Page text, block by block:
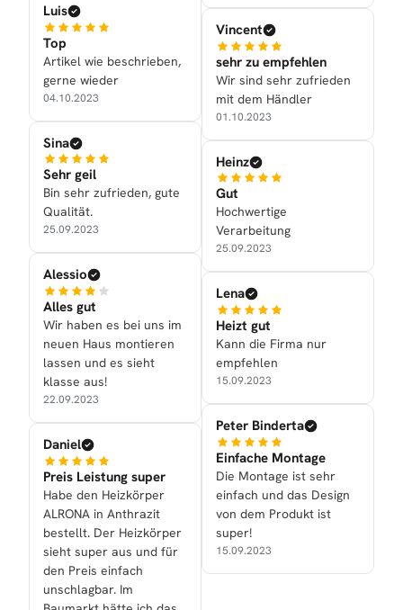
Luis
Top
Artikel wie beschrieben,
gerne wieder
04.10.2023
Sina
Sehr geil
Bin sehr zufrieden, gute
Qualität.
25.09.2023
Alessio
Alles gut
Wir haben es bei uns im
neuen Haus montieren
lassen und es sieht
klasse aus!
22.09.2023
Daniel
Preis Leistung super
Habe den Heizkörper
ALRONA in Anthrazit
bestellt. Der Heizkörper
sieht super aus und für
den Preis einfach
unschlagbar. Im
Vincent
sehr zu empfehlen
Wir sind sehr zufrieden
mit dem Händler
01.10.2023
Heinz
Gut
Hochwertige
Verarbeitung
25.09.2023
Lena
Heizt gut
Kann die Firma nur
empfehlen
15.09.2023
Peter Binderta
Einfache Montage
Die Montage ist sehr
einfach und das Design
von dem Produkt ist
super!
15.09.2023